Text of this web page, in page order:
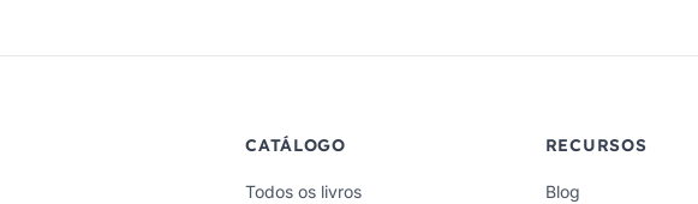
CATÁLOGO
Todos os livros
RECURSOS
Blog